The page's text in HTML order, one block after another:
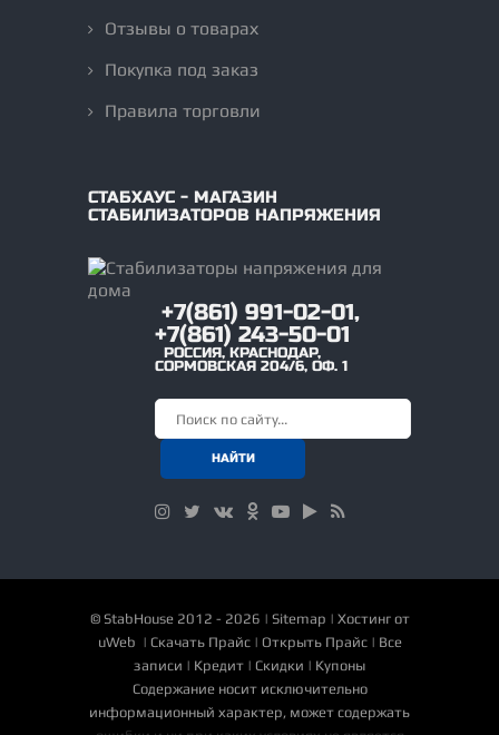
Отзывы о товарах
Покупка под заказ
Правила торговли
СТАБХАУС - МАГАЗИН
СТАБИЛИЗАТОРОВ НАПРЯЖЕНИЯ
+7(861) 991-02-01,
+7(861) 243-50-01
РОССИЯ,КРАСНОДАР,
СОРМОВСКАЯ 204/6, ОФ. 1
© StabHouse2012 - 2026 | Sitemap | Хостинг от
uWeb | Скачать Прайс| Открыть Прайс| Все
записи | Кредит | Скидки | Купоны
Содержание носит исключительно
информационный характер, может содержать